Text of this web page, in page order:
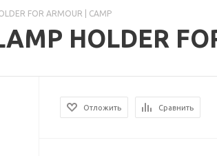
FOR ARMOUR | CAMP
HOLDER
Отложить Сравнить